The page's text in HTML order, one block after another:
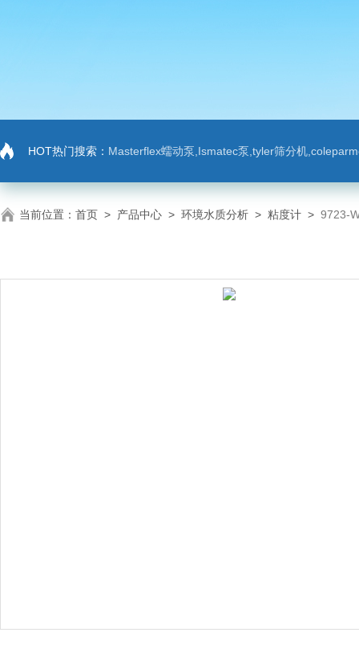
HOT热门搜索： Masterflex蠕动泵,Ismatec泵,tyler筛分机,coleparmer,注射
当前位置： 首页 > 产品中心 > 环境水质分析 > 粘度计 > 9723-